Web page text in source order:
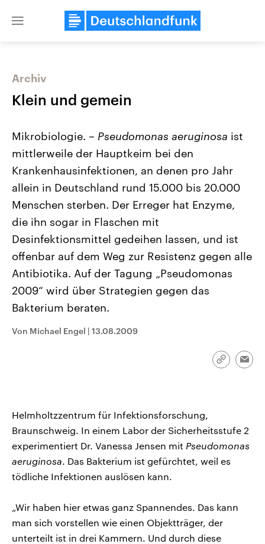
Close
Landtagswahl Sachsen-Anhalt
2026
Alle Informationen
Sachsen-Anhalt wählt am 6.
September 2026 einen neuen
Landtag. Seit 2021 wird das
Bundesland von einer Koalition aus
CDU, SPD und FDP regiert.-
Wahlprogramme, aktuelle Berichte
und Kandidaten der anstehenden
USA
Wirtschaftlich und
gehören die Vereinigten
den mächtigsten Ländern
mit großem Einfluss auf
aktuelle Weltgeschehen.
Podcasts
Audio-Archiv
Archiv
Klein und gemein
Mikrobiologie. – Pseudomonas aeruginosa ist
mittlerweile der Hauptkeim bei den
Krankenhausinfektionen, an denen pro Jahr
allein in Deutschland rund 15.000 bis 20.000
Menschen sterben. Der Erreger hat Enzyme,
die ihn sogar in Flaschen mit
Desinfektionsmittel gedeihen lassen, und ist
offenbar auf dem Weg zur Resistenz gegen alle
Antibiotika. Auf der Tagung „Pseudomonas
2009“ wird über Strategien gegen das
Bakterium beraten.
Von Michael Engel | 13.08.2009
Link
Helmholtzzentrum für Infektionsforschung,
Braunschweig. In einem Labor der Sicherheitsstufe 2
experimentiert Dr. Vanessa Jensen mit Pseudomonas
aeruginosa. Das Bakterium ist gefürchtet, weil es
tödliche Infektionen auslösen kann.
„Wir haben hier etwas ganz Spannendes. Das kann
man sich vorstellen wie einen Objektträger, der
unterteilt ist in drei Kammern. Und durch diese